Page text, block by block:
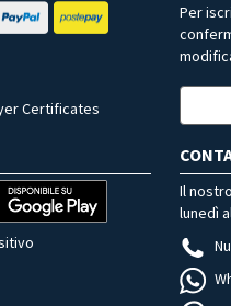
Certificates
Per
Il
lunedì